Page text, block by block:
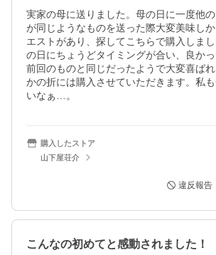
実家の母に送りました。母の日に一度他
が同じようなものを送った際大変美味し
エストがあり、探してこちらで購入しま
の日にちょうどタイミングが合い、良かっ
前回のものと同じだったようで大変喜ば
かの折には購入させていただきます。私
いなぁ…。
購入したストア
山下屋荘介
違反報告
こんなの初めてと感動されました！